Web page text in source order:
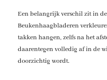
Een belangrijk verschil zit in
Beukenhaagbladeren
takken hangen, zelfs na het
daarentegen volledig af in de
doorzichtig wordt.